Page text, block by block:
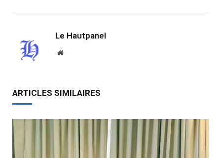
Le Hautpanel
Website
ARTICLES SIMILAIRES